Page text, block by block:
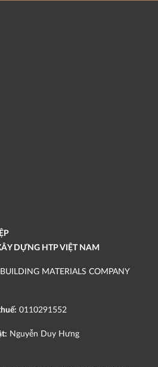
DỰNG HTP VIỆT NAM
MATERIALS COMPANY
0110291552
Nguyễn Duy Hưng